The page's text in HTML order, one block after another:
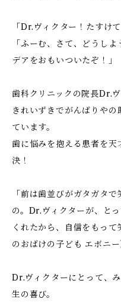
「Dr.ヴィクター！たすけ
「ふーむ、さて、どうし
デアをおもいついたぞ！」
歯科クリニックの院長Dr.
きれいずきでがんばりや
ています。
歯に悩みを抱える患者を天
決！
「前は歯並びがガタガタ
の。Dr.ヴィクターが、と
くれたから、自信をもっ
のおばけの子ども エボニー
Dr.ヴィクターにとって、
生の喜び。